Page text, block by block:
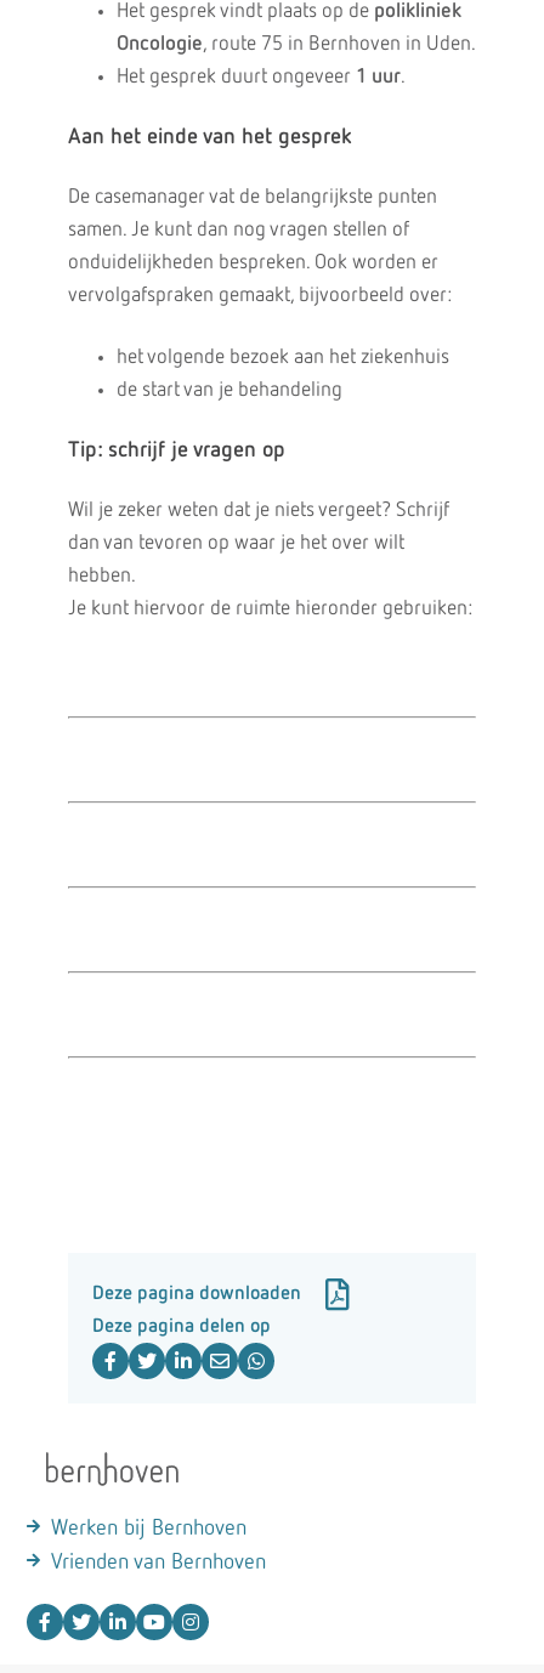
Het gesprek vindt plaats op de polikliniek
Oncologie, route 75 in Bernhoven in Uden.
Het gesprek duurt ongeveer 1 uur.
Aan het einde van het gesprek
De casemanager vat de belangrijkste punten
samen. Je kunt dan nog vragen stellen of
onduidelijkheden bespreken. Ook worden er
vervolgafspraken gemaakt, bijvoorbeeld over:
het volgende bezoek aan het ziekenhuis
de start van je behandeling
Tip: schrijf je vragen op
Wil je zeker weten dat je niets vergeet? Schrijf
dan van tevoren op waar je het over wilt
hebben.
Je kunt hiervoor de ruimte hieronder gebruiken:
Deze pagina downloaden
Deze pagina delen op
Werken bij Bernhoven
Vrienden van Bernhoven